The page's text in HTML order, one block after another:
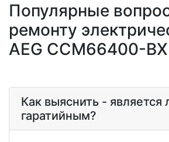
Популярные
ремонту
AEG CCM66400-BX
Как выяснить - является
гаратийным?